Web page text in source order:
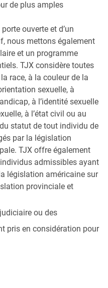
de plus amples
ouverte et d’un
nous mettons également
et un programme
TJX considère toutes
race, à la couleur de la
sexuelle, à
à l’identité sexuelle
à l’état civil ou au
statut de tout individu de
par la législation
TJX offre également
admissibles ayant
législation américaine sur
provinciale et
ou des
pris en considération pour